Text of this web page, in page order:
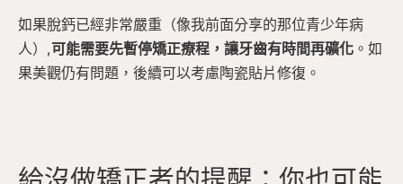
如果脫鈣已經非常嚴重（像我前面分享的那位青少年病
人）,可能需要先暫停矯正療程，讓牙齒有時間再礦化 。如
果美觀仍有問題，後續可以考慮陶瓷貼片修復。